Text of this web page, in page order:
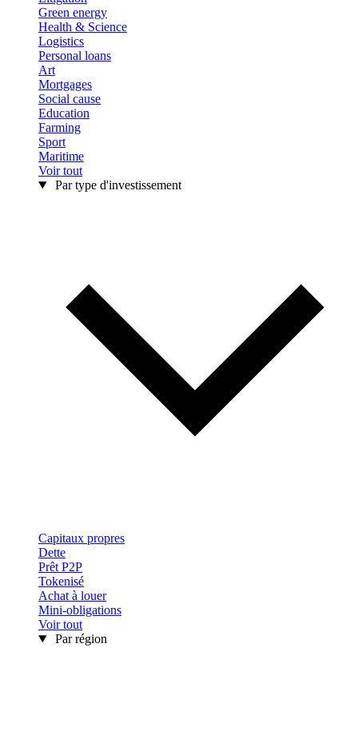
Green energy
Health & Science
Logistics
Personal loans
Art
Mortgages
Social cause
Education
Farming
Sport
Maritime
Voir tout
Par type d'investissement
Capitaux propres
Dette
Prêt P2P
Tokenisé
Achat à louer
Mini-obligations
Voir tout
Par région